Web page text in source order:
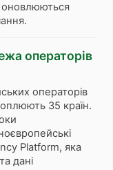
оновлюються
операторів
операторів
35 країн.
Platform, яка
дані